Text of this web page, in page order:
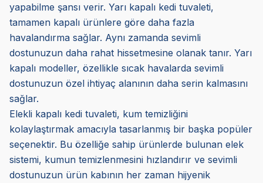
yapabilme şansı verir. Yarı kapalı kedi tuvaleti,
tamamen kapalı ürünlere göre daha fazla
havalandırma sağlar. Aynı zamanda sevimli
dostunuzun daha rahat hissetmesine olanak tanır. Yarı
kapalı modeller, özellikle sıcak havalarda sevimli
dostunuzun özel ihtiyaç alanının daha serin kalmasını
sağlar.
Elekli kapalı kedi tuvaleti, kum temizliğini
kolaylaştırmak amacıyla tasarlanmış bir başka popüler
seçenektir. Bu özelliğe sahip ürünlerde bulunan elek
sistemi, kumun temizlenmesini hızlandırır ve sevimli
dostunuzun ürün kabının her zaman hijyenik